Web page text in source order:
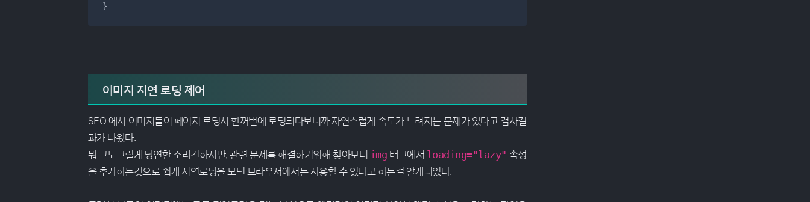
}
이미지 지연 로딩 제어
SEO 에서 이미지들이 페이지 로딩시 한꺼번에 로딩되다보니까 자연스럽게 속도가 느려지는 문제가 있다고 검사결
과가 나왔다.
뭐 그도그럴게 당연한 소리긴하지만, 관련 문제를 해결하기위해 찾아보니 img 태그에서 loading="lazy" 속성
을 추가하는것으로 쉽게 지연로딩을 모던 브라우저에서는 사용할 수 있다고 하는걸 알게되었다.